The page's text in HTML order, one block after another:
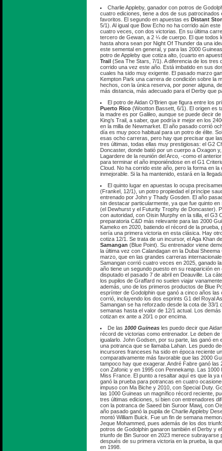
Charlie Appleby, ganador con potros de
cuatro ediciones, tiene a dos de sus patrocinados
favoritos. El segundo en apuestas es Distant
5/1). Al igual que Bow Echo no ha corrido aún
cuatro veces, con dos victorias. En su última
tercero de Gewan, a 2 ¼ de cuerpo. El que todos
hasta ahora sean por Night Of Thunder da una
este semental en general, y para las 2000
potro de Appleby que cotiza alto, (cuarto en
Trail (Sea The Stars, 7/1). A diferencia de los tres
corrido una vez este año. Está imbatido en sus
cuales ha sido muy exigente. El pasado marzo
Kempton Park una carrera de condición sobre la
hechos, con la única reserva, por poner alguna,
más distancia, más adecuado para el Derby que
El potro de Aidan O’Brien que figura entre los
Puerto Rico (Wootton Bassett, 6/1). El origen es
la madre es por Galileo, aunque se puede decir
King’s Trail, a saber, que podría ir mejor en los
en la milla de Newmarket. El año pasado corrió
día es muy poco habitual para un potro de élite.
esas ocho carreras, pero hay que precisar que
tres últimas, todas ellas muy prestigiosas: el G2
Doncaster, donde batió por un cuerpo a Oxagon
Lagardere de la reunión del Arco, -como el
para terminar el año imponiéndose en el G1
Cloud. No ha corrido este año, pero la forma en la
inmejorable. Si la ha mantenido, estará en la
El quinto lugar en apuestas lo ocupa
(Frankel, 12/1), un potro propiedad el príncipe
entrenado por John y Thady Gosden. El año
sin destacar particularmente, ya que fue quinto
(el Dewhurst y el Futurity Trophy de Doncaster).
con autoridad, con Oisin Murphy en la silla, el G3
preparatoria C&D más relevante para las 2000
Kameko en 2020, batiendo el récord de la
sería una primera victoria en esta clásica. Hay
cotiza 12/1. Se trata de un incursor, el Aga Khan
Samangan (Blue Point). Su entrenador viene
la última vez con Calandagan en la Dubai
marzo, que en las grandes carreras
Samangan corrió cuatro veces en 2025, ganado
año tiene un segundo puesto en su reaparición en
disputado el pasado 7 de abril en Deauville. La
los pupilos de Graffard no suelen viajar
además, uno de los primeros productos de Blue
esprínter de Godolphin que ganó a cinco años
corrió, incluyendo los dos esprints G1 del Royal
Samangan se ha reforzado desde la cota de 33/1
semanas hasta el valor de 12/1 actual. Los
cotizan ex ante a 20/1 o por encima.
De las 1000 Guineas les puedo decir que
récord de victorias como entrenador. Le deben
igualarlo. John Godsen, por su parte, las ganó en
una potranca que se llamaba Lahan. Les puedo
incursores franceses ha sido en época reciente
comparativamente más favorable que las 2000
tampoco hay que exagerar. André Fabre ganó las
con Zafonic y en 1995 con Pennekamp. Las 1000
Miss France. El punto a resaltar aquí es que la ya
ganó la prueba para potrancas en cuatro
impuso con Ma Biche y 2010, con Special Duty.
las 1000 Guineas un magnífico récord reciente,
tres últimas ediciones, si bien con entrenadores
con la potranca de Saeed bin Suroor Mawj, con
año pasado ganó la pupila de Charlie Appleby
montó William Buick. Fue un fin de semana
Jeque Mohammed, pues además de los dos
potros de Godolphin ganaron también el Derby y
triunfo de Bin Suroor en 2023 merece subrayarse
después de su primera victoria en la prueba, la
en 1998.